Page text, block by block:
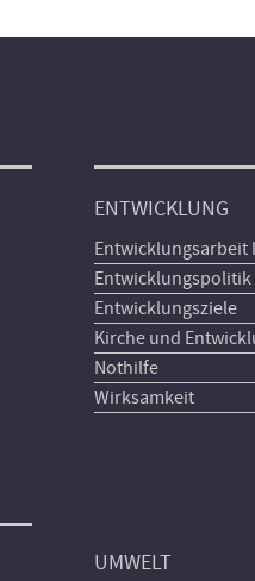
ENTWICKLUNG
Entwicklungsarbeit
Entwicklungspolitik
Entwicklungsziele
Kirche und
Nothilfe
Wirksamkeit
UMWELT